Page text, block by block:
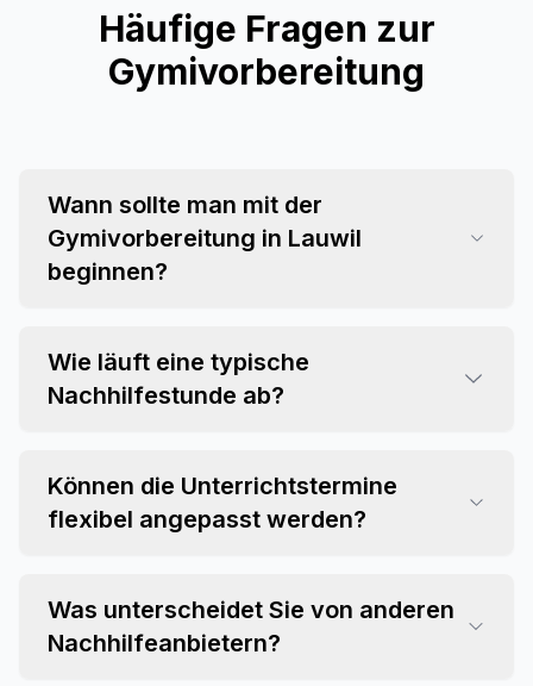
Häufige Fragen zur
Gymivorbereitung
Wann sollte man mit der
Gymivorbereitung in Lauwil
beginnen?
Wie läuft eine typische
Nachhilfestunde ab?
Können die Unterrichtstermine
flexibel angepasst werden?
Was unterscheidet Sie von anderen
Nachhilfeanbietern?